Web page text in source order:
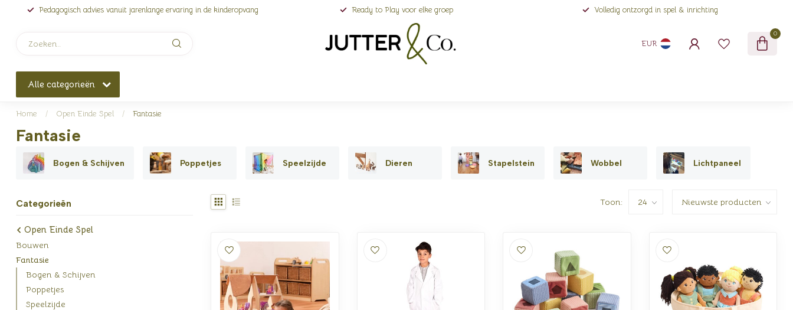
Pedagogisch advies vanuit jarenlange ervaring in de kinderopvang Ready to Play voor elke groep Volledig ontzorgd in spel & inrichting
EUR
0
Alle categorieën
Home / Open Einde Spel / Fantasie
Fantasie
Bogen & Schijven Poppetjes Speelzijde Dieren Stapelstein Wobbel Lichtpaneel
Categorieën
Open Einde Spel
Bouwen
Fantasie
Bogen & Schijven
Poppetjes
Speelzijde
Toon: